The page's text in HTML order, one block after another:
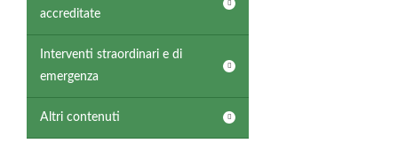
accreditate
Interventi straordinari e di
emergenza
Altri contenuti